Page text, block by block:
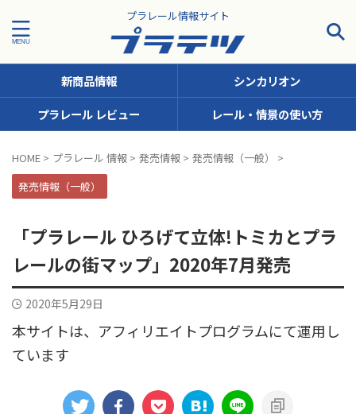
プラレール情報サイト
タグで探す！
JR九州
JR北海道
MODEROID OTシリーズ（おしゃべりトーマス）
TSシリーズ（トーマスナンバリング）
新商品情報
シンカリオン
プラレール レビュー
レール・情景の使い方
HOME > プラレール 情報 > 発売情報 > 発売情報（一般）
>
発売情報（一般）
「プラレール ひろげて立体!トミカとプラ
レールの街マップ」2020年7月発売
2020年5月29日
本サイトは、アフィリエイトプログラムにて運用し
ています